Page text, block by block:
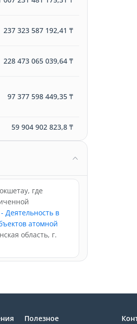
237 323 587 192,41 ₸
228 473 065 039,64 ₸
97 377 598 449,35 ₸
59 904 902 823,8 ₸
где
Деятельность в
атомной
область, г.
Полезное